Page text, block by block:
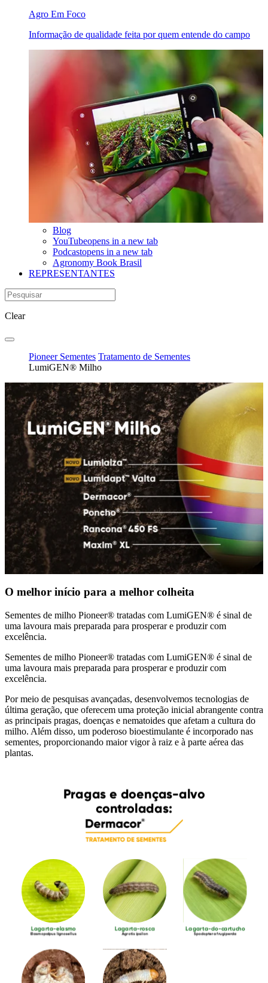
Agro Em Foco
Informação de qualidade feita por quem entende do campo
Blog
YouTubeopens in a new tab
Podcastopens in a new tab
Agronomy Book Brasil
REPRESENTANTES
Clear
Pioneer Sementes Tratamento de Sementes
LumiGEN® Milho
O melhor início para a melhor colheita
Sementes de milho Pioneer® tratadas com LumiGEN® é sinal de
uma lavoura mais preparada para prosperar e produzir com
excelência.
Sementes de milho Pioneer® tratadas com LumiGEN® é sinal de
uma lavoura mais preparada para prosperar e produzir com
excelência.
Por meio de pesquisas avançadas, desenvolvemos tecnologias de
última geração, que oferecem uma proteção inicial abrangente contra
as principais pragas, doenças e nematoides que afetam a cultura do
milho. Além disso, um poderoso bioestimulante é incorporado nas
sementes, proporcionando maior vigor à raiz e à parte aérea das
plantas.